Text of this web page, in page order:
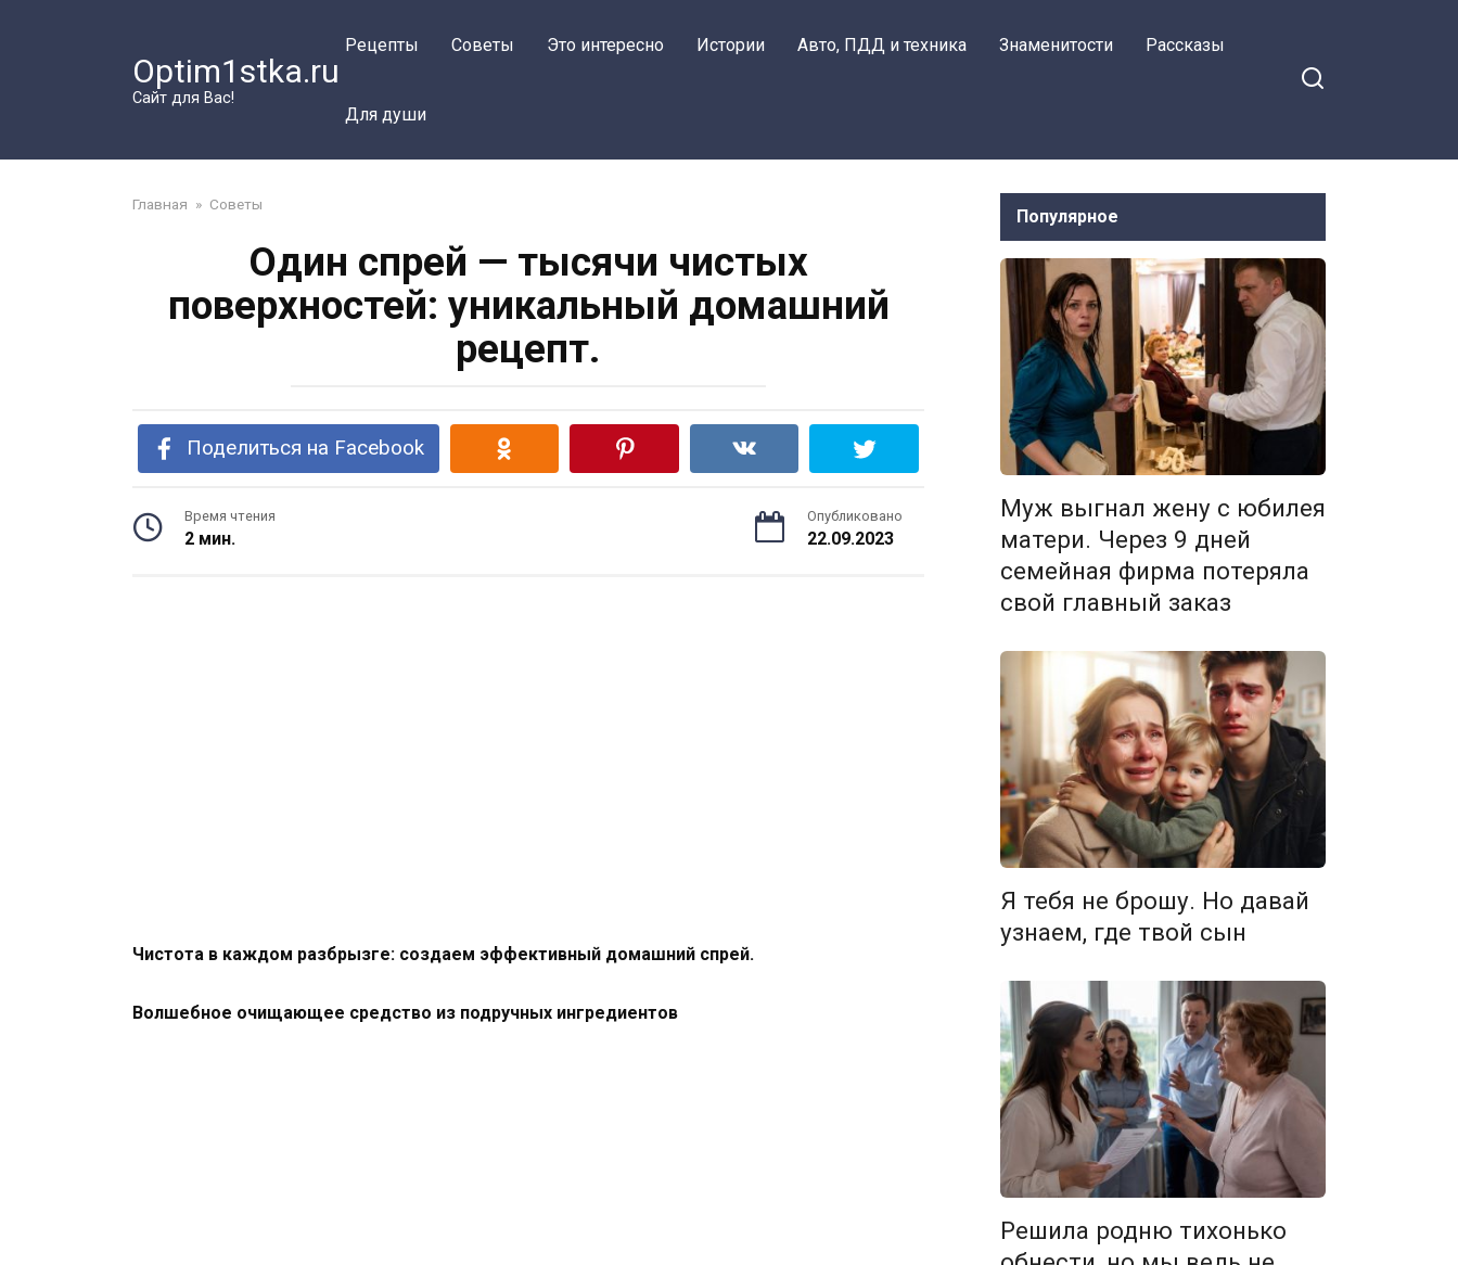
Optim1stka.ru
Сайт для Вас!
Рецепты Советы Это интересно Истории Авто, ПДД и техника Знаменитости Рассказы
Для души
Главная » Советы
Один спрей — тысячи чистых
поверхностей: уникальный домашний
рецепт.
Поделиться на Facebook
Время чтения
2 мин.
Опубликовано
22.09.2023
Чистота в каждом разбрызге: создаем эффективный домашний спрей.
Волшебное очищающее средство из подручных ингредиентов
Популярное
Муж выгнал жену с юбилея
матери. Через 9 дней
семейная фирма потеряла
свой главный заказ
Я тебя не брошу. Но давай
узнаем, где твой сын
Решила родню тихонько